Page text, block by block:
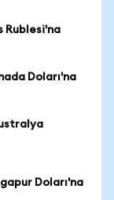
Rublesi'na
Doları'na
Doları'na